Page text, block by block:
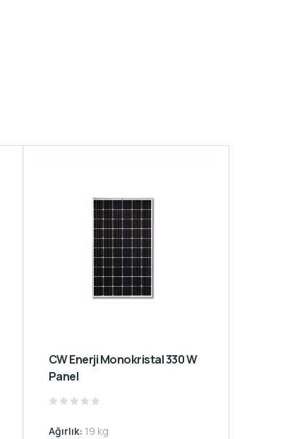
CW Enerji Monokristal 330 W
Panel
out
Ağırlık: 19 kg